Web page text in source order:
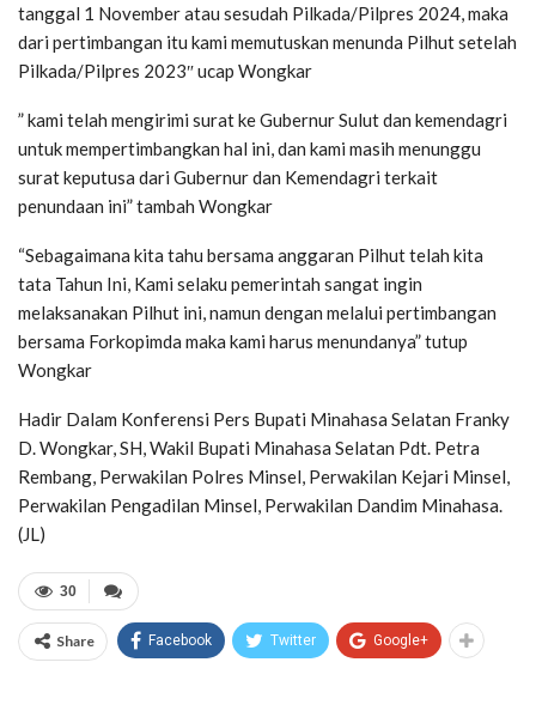
tanggal 1 November atau sesudah Pilkada/Pilpres 2024, maka
dari pertimbangan itu kami memutuskan menunda Pilhut setelah
Pilkada/Pilpres 2023″ ucap Wongkar
” kami telah mengirimi surat ke Gubernur Sulut dan kemendagri
untuk mempertimbangkan hal ini, dan kami masih menunggu
surat keputusa dari Gubernur dan Kemendagri terkait
penundaan ini” tambah Wongkar
“Sebagaimana kita tahu bersama anggaran Pilhut telah kita
tata Tahun Ini, Kami selaku pemerintah sangat ingin
melaksanakan Pilhut ini, namun dengan melalui pertimbangan
bersama Forkopimda maka kami harus menundanya” tutup
Wongkar
Hadir Dalam Konferensi Pers Bupati Minahasa Selatan Franky
D. Wongkar, SH, Wakil Bupati Minahasa Selatan Pdt. Petra
Rembang, Perwakilan Polres Minsel, Perwakilan Kejari Minsel,
Perwakilan Pengadilan Minsel, Perwakilan Dandim Minahasa.
(JL)
30
Share Facebook Twitter Google+